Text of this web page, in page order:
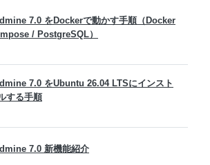
7.0 をDockerで動かす手順（Docker
/ PostgreSQL）
7.0 をUbuntu 26.04 LTSにインスト
する手順
7.0 新機能紹介